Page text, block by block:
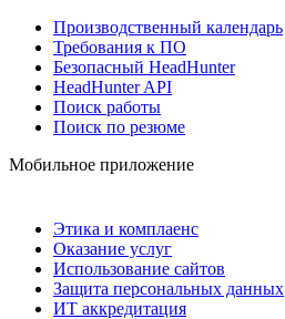
Производственный календарь
Требования к ПО
Безопасный HeadHunter
HeadHunter API
Поиск работы
Поиск по резюме
Мобильное приложение
Этика и комплаенс
Оказание услуг
Использование сайтов
Защита персональных данных
ИТ аккредитация